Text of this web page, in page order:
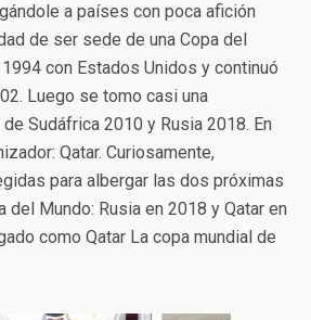
a países con poca afición
de ser sede de una Copa del
con Estados Unidos y continuó
Luego se tomo casi una
Sudáfrica 2010 y Rusia 2018. En
Qatar. Curiosamente,
para albergar las dos próximas
del Mundo: Rusia en 2018 y Qatar en
como Qatar La copa mundial de